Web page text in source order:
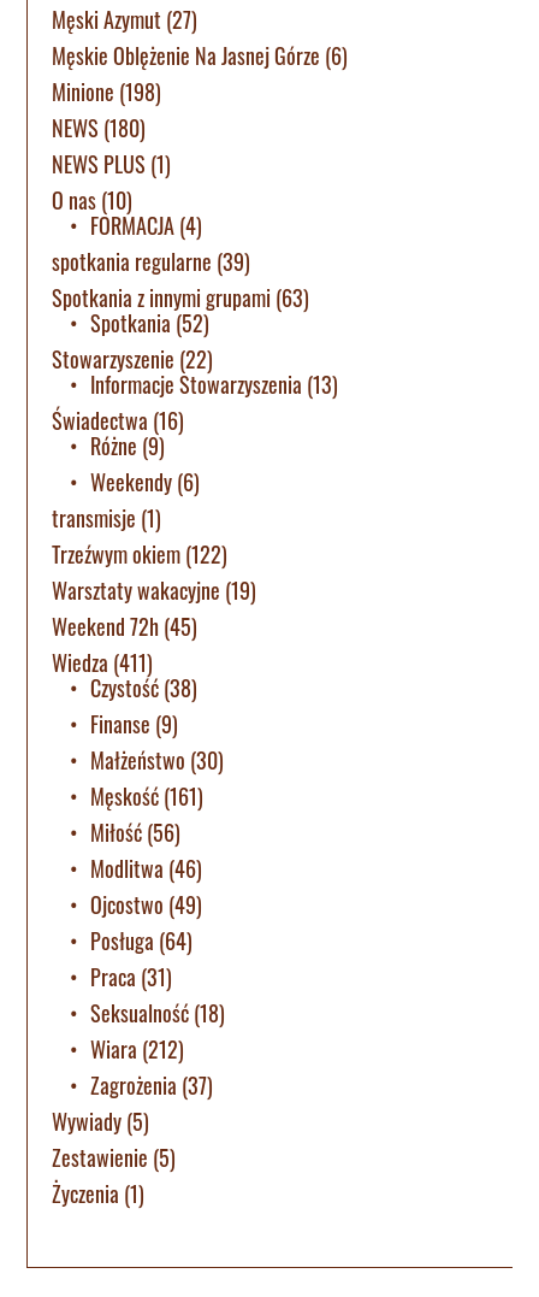
Męski Azymut (27)
Męskie Oblężenie Na Jasnej Górze (6)
Minione (198)
NEWS (180)
NEWS PLUS (1)
O nas(10)
FORMACJA(4)
spotkania regularne (39)
Spotkania z innymi grupami (63)
Spotkania (52)
Stowarzyszenie (22)
Informacje Stowarzyszenia (13)
Świadectwa (16)
Różne (9)
Weekendy(6)
transmisje (1)
Trzeźwym okiem(122)
Warsztaty wakacyjne (19)
Weekend 72h(45)
Wiedza (411)
Czystość(38)
Finanse (9)
Małżeństwo (30)
Męskość(161)
Miłość(56)
Modlitwa (46)
Ojcostwo (49)
Posługa (64)
Praca (31)
Seksualność(18)
Wiara (212)
Zagrożenia (37)
Wywiady(5)
Zestawienie (5)
Życzenia (1)